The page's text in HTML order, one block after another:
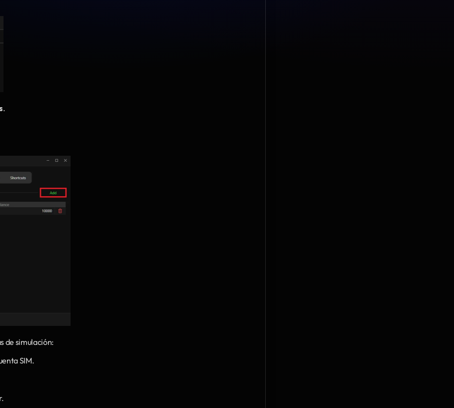
.
de simulación:
SIM.